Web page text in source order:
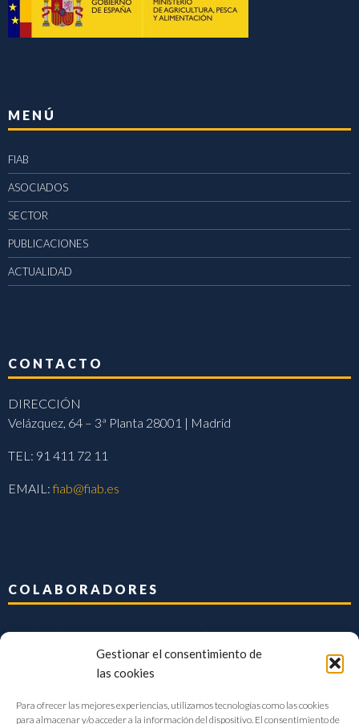
Gestionar el consentimiento de
las cookies
Para ofrecer las mejores experiencias, utilizamos tecnologías como las cookies
para almacenar y/o acceder a la información del dispositivo. El consentimiento de
MENÚ
FIAB
ASOCIADOS
SECTOR
PUBLICACIONES
ACTUALIDAD
CONTACTO
DIRECCIÓN
Velázquez, 64 – 3ª Planta 28001 | Madrid
TEL: 91 411 72 11
EMAIL:fiab@fiab.es
COLABORADORES